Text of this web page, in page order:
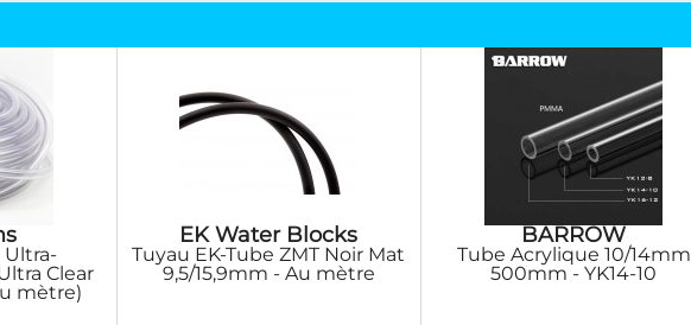
Ultra-
Clear
mètre)
EK Water Blocks
Tuyau EK-Tube ZMT Noir Mat
9,5/15,9mm - Au mètre
BARROW
Tube Acrylique 10/14mm
500mm - YK14-10